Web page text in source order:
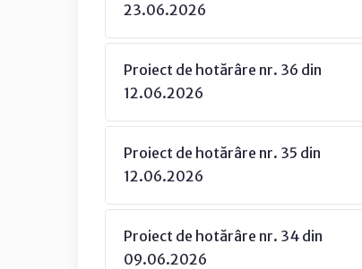
23.06.2026
Proiect de hotărâre nr. 36 din
12.06.2026
Proiect de hotărâre nr. 35 din
12.06.2026
Proiect de hotărâre nr. 34 din
09.06.2026